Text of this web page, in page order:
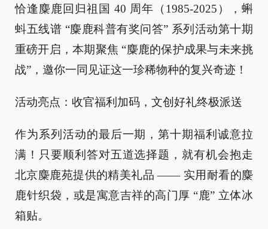
恰逢麋鹿回归祖国 40 周年（1985-2025），蝌
蚪五线谱 “麋鹿科普有奖问答” 系列活动第十期
重磅开启，本期聚焦 “麋鹿的保护成果与未来挑
战”，邀你一同见证这一珍稀物种的复兴奇迹！
活动亮点：收官福利加码，文创好礼终极派送
作为系列活动的最后一期，第十期福利诚意拉
满！只要顺利答对五道选择题，就有机会抱走
北京麋鹿苑提供的精美礼品 —— 实用耐看的麋
鹿针织袋，或是寓意吉祥的高门厚 “鹿” 立体冰
箱贴。